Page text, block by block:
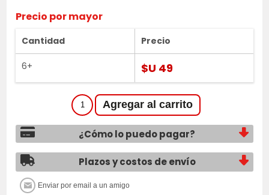
Precio por mayor
Cantidad
6+
Precio
$U 49
¿Cómo lo puedo pagar?
Plazos y costos de envío